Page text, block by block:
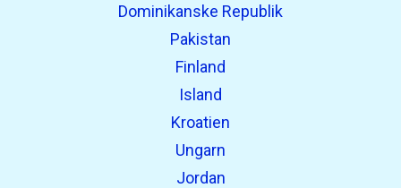
Dominikanske Republik
Pakistan
Finland
Island
Kroatien
Ungarn
Jordan